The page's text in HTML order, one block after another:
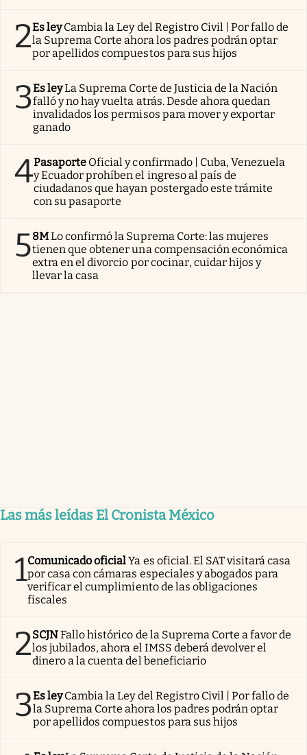
2Es ley Cambia la Ley del Registro Civil | Por fallo de
la Suprema Corte ahora los padres podrán optar
por apellidos compuestos para sus hijos
3Es leyLa Suprema Corte de Justicia de la Nación
falló y no hay vuelta atrás. Desde ahora quedan
invalidados los permisos para mover y exportar
ganado
4Pasaporte Oficial y confirmado | Cuba, Venezuela
y Ecuador prohíben el ingreso al país de
ciudadanos que hayan postergado este trámite
con su pasaporte
58MLo confirmó la Suprema Corte: las mujeres
tienen que obtener una compensación económica
extra en el divorcio por cocinar, cuidar hijos y
llevar la casa
Las más leídas El Cronista México
1Comunicado oficialYa es oficial. El SAT visitará casa
por casa con cámaras especiales y abogados para
verificar el cumplimiento de las obligaciones
fiscales
2SCJNFallo histórico de la Suprema Corte a favor de
los jubilados, ahora el IMSS deberá devolver el
dinero a la cuenta del beneficiario
3Es ley Cambia la Ley del Registro Civil | Por fallo de
la Suprema Corte ahora los padres podrán optar
por apellidos compuestos para sus hijos